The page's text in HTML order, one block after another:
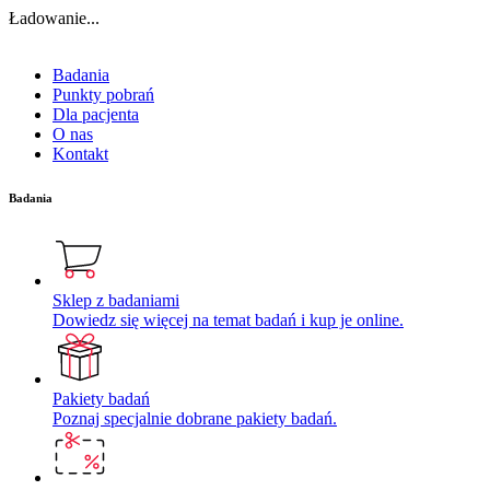
Ładowanie...
Badania
Punkty pobrań
Dla pacjenta
O nas
Kontakt
Badania
Sklep z badaniami
Dowiedz się więcej na temat badań i kup je online.
Pakiety badań
Poznaj specjalnie dobrane pakiety badań.